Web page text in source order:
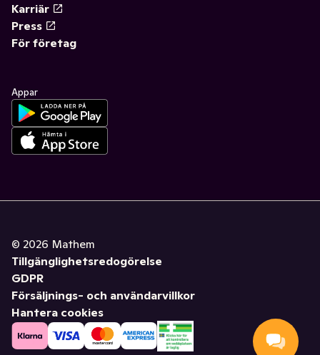
Karriär
Press
För företag
Appar
© 2026 Mathem
Tillgänglighetsredogörelse
GDPR
Försäljnings- och användarvillkor
Hantera cookies